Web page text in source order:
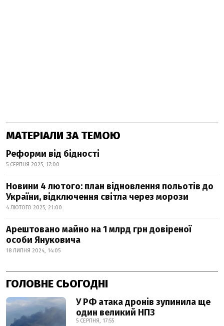
МАТЕРІАЛИ ЗА ТЕМОЮ
Реформи від бідності
5 СЕРПНЯ 2025, 17:00
Новини 4 лютого: план відновлення польотів до
України, відключення світла через морози
4 ЛЮТОГО 2025, 21:00
Арештовано майно на 1 млрд грн довіреної
особи Януковича
18 ЛИПНЯ 2024, 14:05
ГОЛОВНЕ СЬОГОДНІ
У РФ атака дронів зупинила ще
один великий НПЗ
5 СЕРПНЯ, 17:55